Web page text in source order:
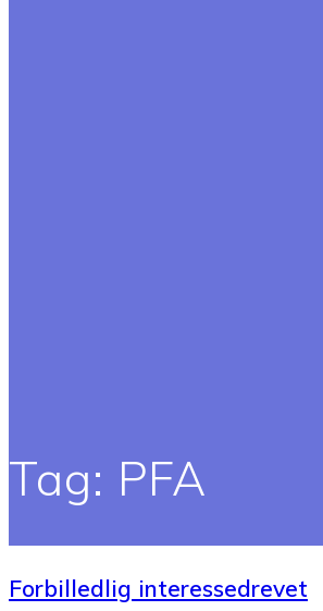
Tag: PFA
Forbilledlig interessedrevet